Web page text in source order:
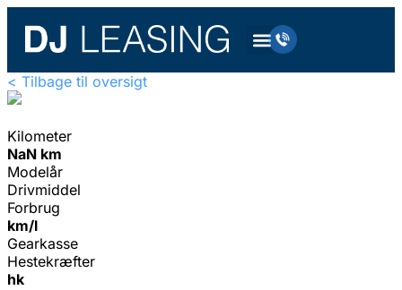
< Tilbage til oversigt
Kilometer
NaN km
Modelår
Drivmiddel
Forbrug
km/l
Gearkasse
Hestekræfter
hk